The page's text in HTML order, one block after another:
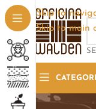
Skip to
Skip to main